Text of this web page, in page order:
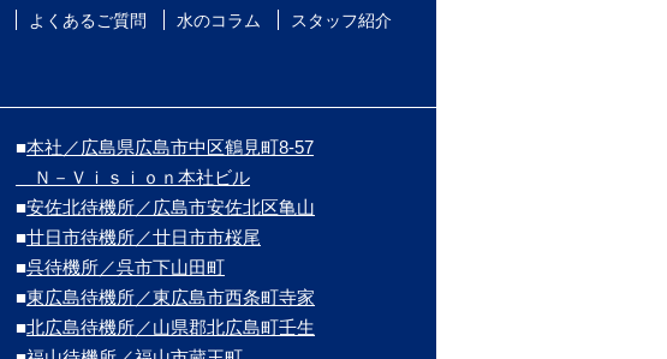
よくあるご質問 水のコラム
スタッフ紹介
■本社／広島県広島市中区鶴見町8-57
Ｎ－Ｖｉｓｉｏｎ本社ビル
■安佐北待機所／広島市安佐北区亀山
■廿日市待機所／廿日市市桜尾
■呉待機所／呉市下山田町
■東広島待機所／東広島市西条町寺家
■北広島待機所／山県郡北広島町壬生